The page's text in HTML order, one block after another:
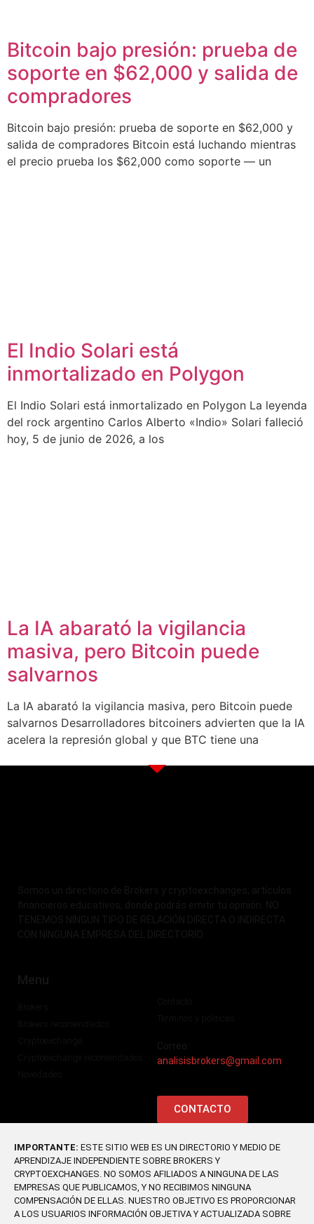
Bitcoin bajo presión: prueba de
soporte en $62,000 y salida de
compradores
Bitcoin bajo presión: prueba de soporte en $62,000 y
salida de compradores Bitcoin está luchando mientras
el precio prueba los $62,000 como soporte — un
El Indio Solari está
inmortalizado en Polygon
El Indio Solari está inmortalizado en Polygon La leyenda
del rock argentino Carlos Alberto «Indio» Solari falleció
hoy, 5 de junio de 2026, a los
La IA abarató la vigilancia
masiva, pero Bitcoin puede
salvarnos
La IA abarató la vigilancia masiva, pero Bitcoin puede
salvarnos Desarrolladores bitcoiners advierten que la IA
acelera la represión global y que BTC tiene una
analisisbrokers@gmail.com
CONTACTO
IMPORTANTE: ESTE SITIO WEB ES UN DIRECTORIO Y MEDIO DE
APRENDIZAJE INDEPENDIENTE SOBRE BROKERS Y
CRYPTOEXCHANGES. NO SOMOS AFILIADOS A NINGUNA DE LAS
EMPRESAS QUE PUBLICAMOS, Y NO RECIBIMOS NINGUNA
COMPENSACIÓN DE ELLAS. NUESTRO OBJETIVO ES PROPORCIONAR
A LOS USUARIOS INFORMACIÓN OBJETIVA Y ACTUALIZADA SOBRE